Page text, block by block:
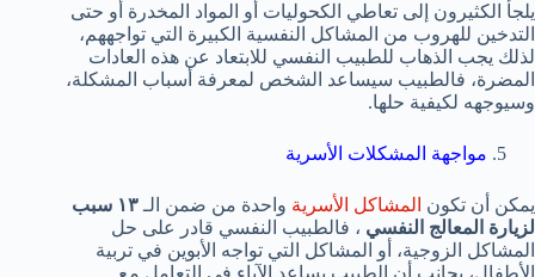
يلجأ الكثيرون إلى تعاطي الكحوليات أو المواد المخدرة أو حتى
التدخين للهروب من المشاكل النفسية الكبيرة التي تواجههم،
لذلك يجب الذهاب للطبيب النفسي للابتعاد عن هذه العادات
المضرة، فالطبيب سيساعد الشخص لمعرفة أسباب المشكلة،
وسيوجهه لكيفية حلها.
مواجهة المشكلات الأسرية
يمكن أن تكون المشاكل الأسرية واحدة من ضمن الـ
١٣ سبب
لزيارة المعالج النفسي ، فالطبيب النفسي قادر على حل
المشاكل الزوجية، أو المشاكل التي تواجه الأبوين في تربية